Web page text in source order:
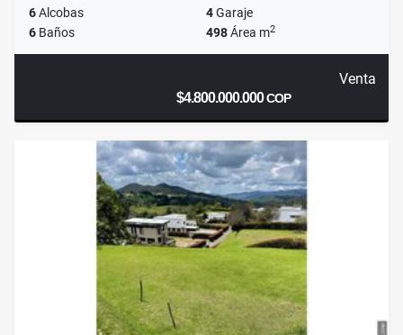
6Alcobas 4Garaje
6 Baños 498Área m2
Venta
$4.800.000.000COP